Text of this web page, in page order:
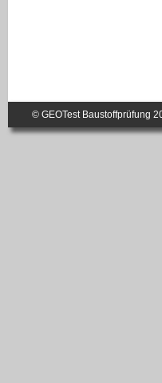
© GEOTest Baustoffprüfung